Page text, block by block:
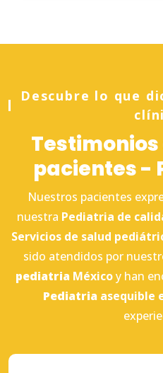
Descubre lo que
pacientes -
calidad
Nuestros pacientes
nuestra Pediatria de
Servicios de salud
sido atendidos por
pediatria Méxicoy han
Pediatria asequible